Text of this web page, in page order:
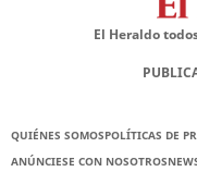
El Heraldo
QUIÉNES SOMOSPOLÍTICAS DE
ANÚNCIESE CON NOSOTROS